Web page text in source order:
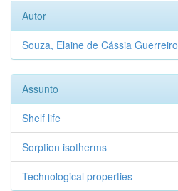
Autor
Souza, Elaine de Cássia Guerreiro
Assunto
Shelf life
Sorption isotherms
Technological properties